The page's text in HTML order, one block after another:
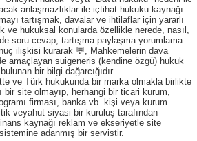
anlaşmazlıklar ile içtihat hukuku kaynağı
tartışmak, davalar ve ihtilaflar için yararlı
ve hukuksal konularda özellikle nerede, nasıl,
soru cevap, tartışma paylaşma yorumlama
ilişkisi kurarak 💬, Mahkemelerin dava
amaçlayan suigeneris (kendine özgü) hukuk
bir bilgi dağarcığıdır.
ve Türk hukukunda bir marka olmakla birlikte
site olmayıp, herhangi bir ticari kurum,
firması, banka vb. kişi veya kurum
veyahut siyasi bir kuruluş tarafından
kaynağı reklam ve ekseriyetle site
adanmış bir servistir.